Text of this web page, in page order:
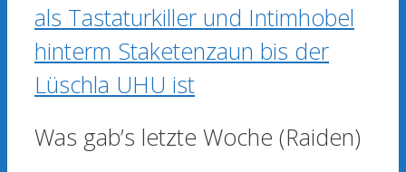
als Tastaturkiller und Intimhobel
hinterm Staketenzaun bis der
Lüschla UHU ist
Was gab’s letzte Woche (Raiden)